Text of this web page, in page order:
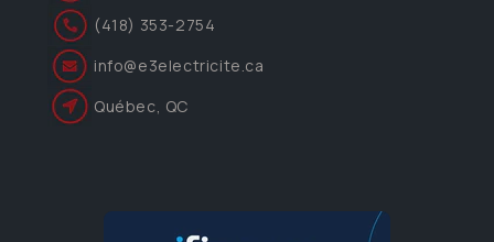
(418) 353-2754
info@e3electricite.ca
Québec, QC